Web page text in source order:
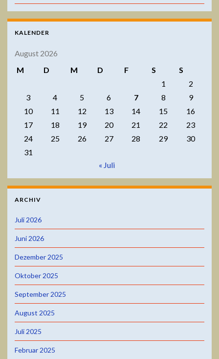
KALENDER
August 2026
M
D M D F S
S
1
2
3
4 5 6 7 8
9
10
11 12 13 14 15
16
17
18 19 20 21 22
23
24
25 26 27 28 29
30
31
« Juli
ARCHIV
Juli 2026
Juni 2026
Dezember 2025
Oktober 2025
September 2025
August 2025
Juli 2025
Februar 2025